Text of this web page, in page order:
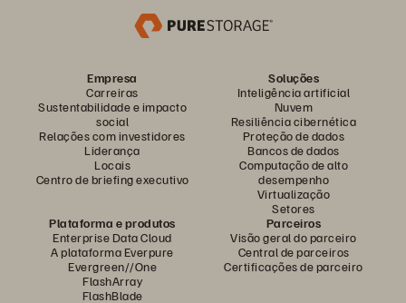
Empresa
Carreiras
Sustentabilidade e impacto
social
Relações com investidores
Liderança
Locais
Centro de briefing executivo
Soluções
Inteligência artificial
Nuvem
Resiliência cibernética
Proteção de dados
Bancos de dados
Computação de alto
desempenho
Virtualização
Setores
Plataforma e produtos
Enterprise Data Cloud
A plataforma Everpure
Evergreen//One
FlashArray
FlashBlade
Parceiros
Visão geral do parceiro
Central de parceiros
Certificações de parceiro